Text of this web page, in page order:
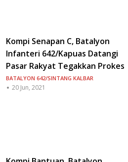
Kompi Senapan C, Batalyon
Infanteri 642/Kapuas Datangi
Pasar Rakyat Tegakkan Prokes
BATALYON 642/SINTANG KALBAR
20 Jun, 2021